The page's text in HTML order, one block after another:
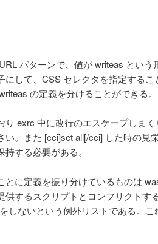
パターンで、値が writeas という
にして、CSS セレクタを指定する
の定義を分けることができる。
exrc 中に改行のエスケープしまく
い。また [cci]set all[/cci] した時の見
する必要がある。
とに定義を振り分けているものは
供するスクリプトとコンフリクトす
しないという例外リストである。